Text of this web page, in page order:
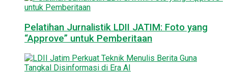
Pelatihan Jurnalistik LDII JATIM: Foto yang
“Approve” untuk Pemberitaan